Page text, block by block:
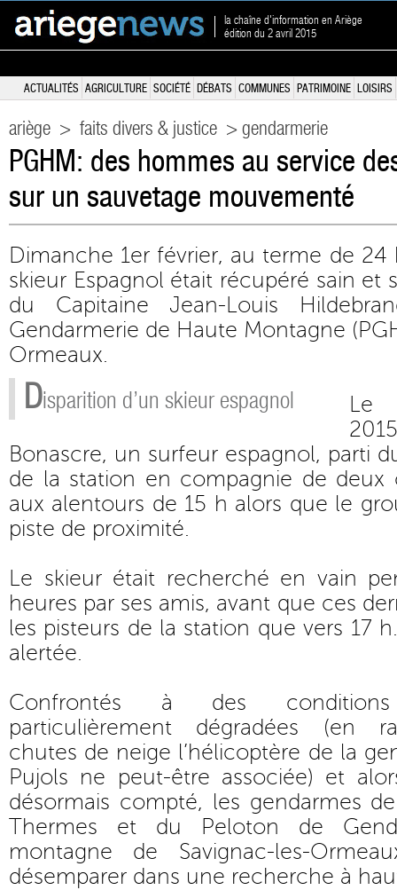
la chaîne d'information en Ariège
édition du 2 avril 2015
ACTUALITÉS AGRICULTURE SOCIÉTÉ DÉBATS COMMUNES PATRIMOINE LOISIRS
ariège > faits divers & justice > gendarmerie
PGHM: des hommes au service
sur un sauvetage mouvementé
Dimanche 1er février, au terme de
skieur Espagnol était récupéré sain et
du Capitaine Jean-Louis
Gendarmerie de Haute Montagne
Ormeaux.
Disparition d’un skieur espagnol
Le
Bonascre, un surfeur espagnol, parti
de la station en compagnie de deux
aux alentours de 15 h alors que le
piste de proximité.
Le skieur était recherché en vain
heures par ses amis, avant que ces
les pisteurs de la station que vers 17
alertée.
Confrontés à des conditions
particulièrement dégradées (en
chutes de neige l’hélicoptère de la
Pujols ne peut-être associée) et
désormais compté, les gendarmes
Thermes et du Peloton de
montagne de Savignac-les-
désemparer dans une recherche à